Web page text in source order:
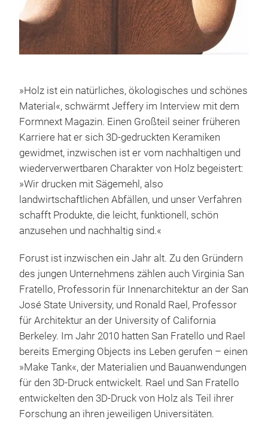
»Holz ist ein natürliches, ökologisches und schönes
Material«, schwärmt Jeffery im Interview mit dem
Formnext Magazin. Einen Großteil seiner früheren
Karriere hat er sich 3D-gedruckten Keramiken
gewidmet, inzwischen ist er vom nachhaltigen und
wiederverwertbaren Charakter von Holz begeistert:
»Wir drucken mit Sägemehl, also
landwirtschaftlichen Abfällen, und unser Verfahren
schafft Produkte, die leicht, funktionell, schön
anzusehen und nachhaltig sind.«
Forust ist inzwischen ein Jahr alt. Zu den Gründern
des jungen Unternehmens zählen auch Virginia San
Fratello, Professorin für Innenarchitektur an der San
José State University, und Ronald Rael, Professor
für Architektur an der University of California
Berkeley. Im Jahr 2010 hatten San Fratello und Rael
bereits Emerging Objects ins Leben gerufen – einen
»Make Tank«, der Materialien und Bauanwendungen
für den 3D-Druck entwickelt. Rael und San Fratello
entwickelten den 3D-Druck von Holz als Teil ihrer
Forschung an ihren jeweiligen Universitäten.